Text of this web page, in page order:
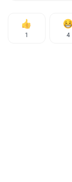
1 4